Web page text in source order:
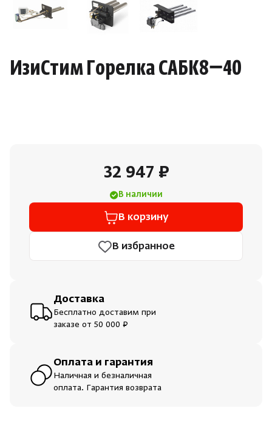
Для хаммама
ИзиСтим Горелка САБК8−40
32 947 ₽
В наличии
В корзину
В избранное
Доставка
Бесплатно доставим при
заказе от 50 000 ₽
Оплата и гарантия
Наличная и безналичная
оплата. Гарантия возврата